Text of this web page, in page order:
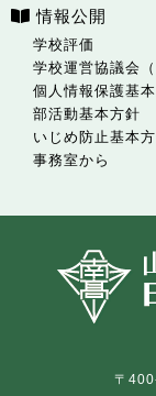
情報公開
学校評価
学校運営協議会
個人情報保護基
部活動基本方針
いじめ防止基本
事務室から
〒